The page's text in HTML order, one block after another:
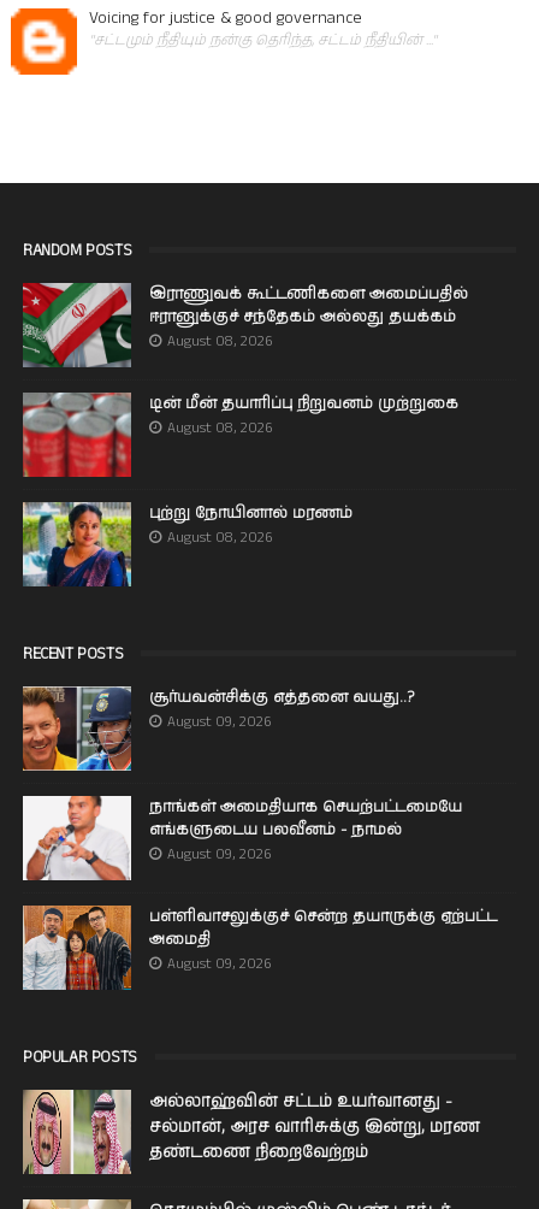
Voicing for justice & good governance
"சட்டமும் நீதியும் நன்கு தெரிந்த, சட்டம் நீதியின் ..."
RANDOM POSTS
இராணுவக் கூட்டணிகளை அமைப்பதில்
ஈரானுக்குச் சந்தேகம் அல்லது தயக்கம்
August 08, 2026
டின் மீன் தயாரிப்பு நிறுவனம் முற்றுகை
August 08, 2026
புற்று நோயினால் மரணம்
August 08, 2026
RECENT POSTS
சூர்யவன்சிக்கு எத்தனை வயது..?
August 09, 2026
நாங்கள் அமைதியாக செயற்பட்டமையே
எங்களுடைய பலவீனம் - நாமல்
August 09, 2026
பள்ளிவாசலுக்குச் சென்ற தயாருக்கு ஏற்பட்ட
அமைதி
August 09, 2026
POPULAR POSTS
அல்லாஹ்வின் சட்டம் உயர்வானது -
சல்மான், அரச வாரிசுக்கு இன்று, மரண
தண்டணை நிறைவேற்றம்